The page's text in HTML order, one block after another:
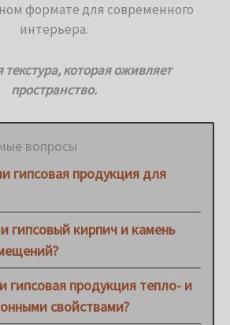
формате для современного
интерьера.
которая оживляет
пространство.
вопросы
гипсовая продукция для
гипсовый кирпич и камень
гипсовая продукция тепло- и
свойствами?